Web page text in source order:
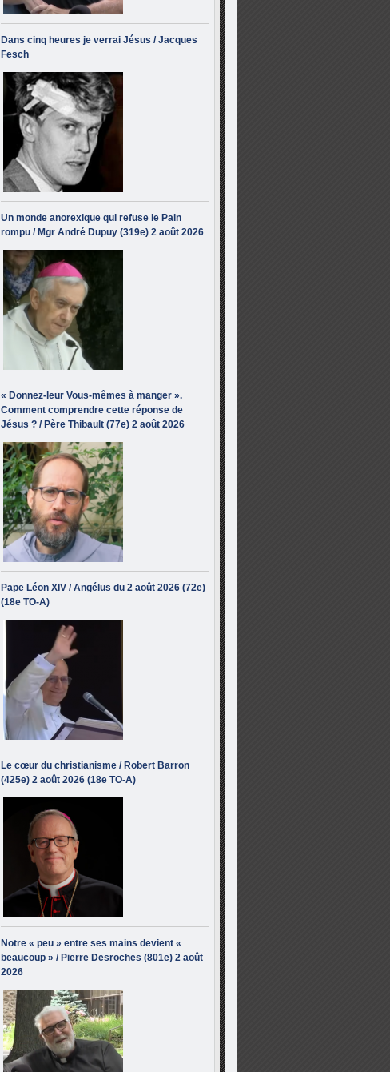
Dans cinq heures je verrai Jésus / Jacques
Fesch
Un monde anorexique qui refuse le Pain
rompu / Mgr André Dupuy (319e) 2 août 2026
« Donnez-leur Vous-mêmes à manger ».
Comment comprendre cette réponse de
Jésus ? / Père Thibault (77e) 2 août 2026
Pape Léon XIV / Angélus du 2 août 2026 (72e)
(18e TO-A)
Le cœur du christianisme / Robert Barron
(425e) 2 août 2026 (18e TO-A)
Notre « peu » entre ses mains devient «
beaucoup » / Pierre Desroches (801e) 2 août
2026